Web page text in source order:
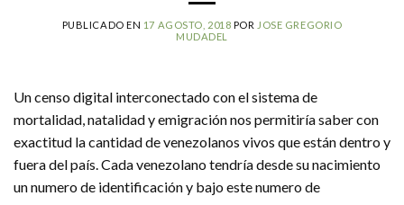
PUBLICADO EN 17 AGOSTO, 2018 POR JOSE GREGORIO
MUDADEL
Un censo digital interconectado con el sistema de
mortalidad, natalidad y emigración nos permitiría saber con
exactitud la cantidad de venezolanos vivos que están dentro y
fuera del país. Cada venezolano tendría desde su nacimiento
un numero de identificación y bajo este numero de